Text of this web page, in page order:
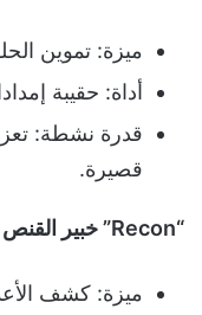
ميزة: تموين
أداة: حقيبة
قدرة نشطة:
قصيرة.
“Recon” خبير القنص والاستطلاع والتخفي.
ميزة: كشف